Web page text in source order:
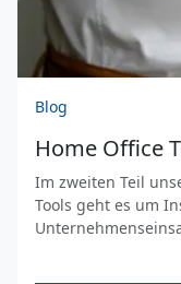
Blog
Home Office
Im zweiten Teil
Tools geht es um